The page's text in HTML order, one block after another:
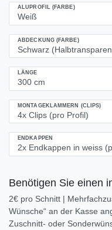
ALUPROFIL (FARBE)
ABDECKUNG (FARBE)
LÄNGE
MONTAGEKLAMMERN (CLIPS)
ENDKAPPEN
Benötigen Sie einen
2€ pro Schnitt |
Wünsche“ an der Kasse
Zuschnitt- oder